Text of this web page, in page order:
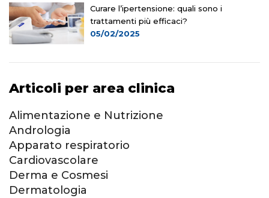
Curare l’ipertensione: quali sono i
trattamenti più efficaci?
05/02/2025
Articoli per area clinica
Alimentazione e Nutrizione
Andrologia
Apparato respiratorio
Cardiovascolare
Derma e Cosmesi
Dermatologia